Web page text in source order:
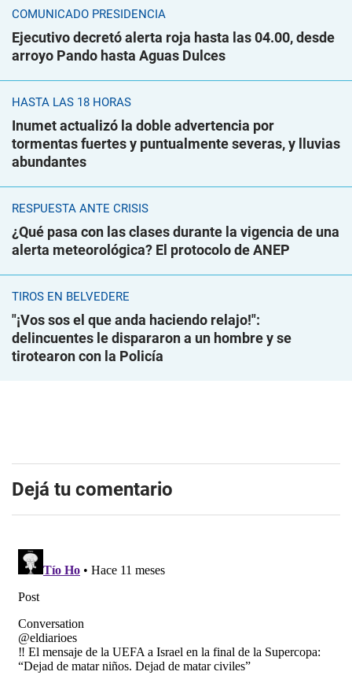
COMUNICADO PRESIDENCIA
Ejecutivo decretó alerta roja hasta las 04.00, desde
arroyo Pando hasta Aguas Dulces
HASTA LAS 18 HORAS
Inumet actualizó la doble advertencia por
tormentas fuertes y puntualmente severas, y lluvias
abundantes
RESPUESTA ANTE CRISIS
¿Qué pasa con las clases durante la vigencia de una
alerta meteorológica? El protocolo de ANEP
TIROS EN BELVEDERE
"¡Vos sos el que anda haciendo relajo!":
delincuentes le dispararon a un hombre y se
tirotearon con la Policía
Dejá tu comentario